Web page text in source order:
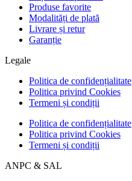
Produse favorite
Modalități de plată
Livrare și retur
Garanție
Legale
Politica de confidențialitate
Politica privind Cookies
Termeni și condiții
Politica de confidențialitate
Politica privind Cookies
Termeni și condiții
ANPC & SAL